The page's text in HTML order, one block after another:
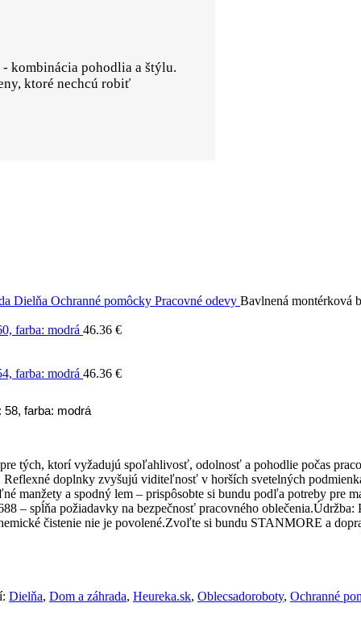
kombinácia pohodlia a štýlu.
ktoré nechcú robiť
Dielňa Ochranné pomôcky Pracovné odevy Bavlnená montérková
farba: modrá 46.36 €
farba: modrá 46.36 €
farba: modrá
tých, ktorí vyžadujú spoľahlivosť, odolnosť a pohodlie počas
doplnky zvyšujú viditeľnosť v horších svetelných
manžety a spodný lem – prispôsobte si bundu podľa potreby pre
– spĺňa požiadavky na bezpečnosť pracovného
čistenie nie je povolené.Zvoľte si bundu STANMORE a
Dielňa, Dom a záhrada, Heureka.sk, Oblecsadoroboty, Ochranné